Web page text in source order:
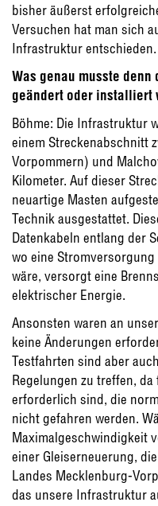
bisher äußerst
Versuchen hat man sich
Infrastruktur entschieden.
Was genau musste
geändert oder installiert
Böhme: Die Infrastruktur
einem Streckenabschnitt
Vorpommern) und
Kilometer. Auf dieser
neuartige Masten
Technik ausgestattet.
Datenkabeln entlang der
wo eine
wäre, versorgt eine
elektrischer Energie.
Ansonsten waren an
keine Änderungen
Testfahrten sind aber
Regelungen zu treffen,
erforderlich sind, die
nicht gefahren werden.
Maximalgeschwindigkeit
einer Gleiserneuerung,
Landes Mecklenburg-
das unsere Infrastruktur